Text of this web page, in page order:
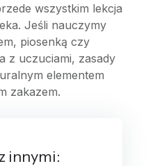
wszystkim lekcja
Jeśli nauczymy
piosenką czy
z uczuciami, zasady
elementem
zakazem.
innymi: